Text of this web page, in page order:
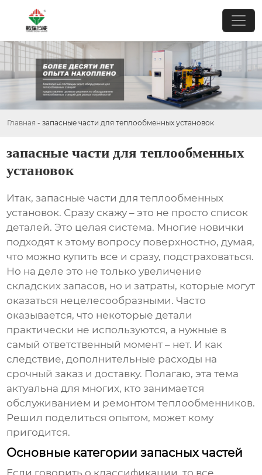
Главная - запасные части для теплообменных установок
запасные части для теплообменных
установок
Итак,запасные части для теплообменных
установок. Сразу скажу – это не просто список
деталей. Это целая система. Многие новички
подходят к этому вопросу поверхностно, думая,
что можно купить все и сразу, подстраховаться.
Но на деле это не только увеличение
складских запасов, но и затраты, которые могут
оказаться нецелесообразными. Часто
оказывается, что некоторые детали
практически не используются, а нужные в
самый ответственный момент – нет. И как
следствие, дополнительные расходы на
срочный заказ и доставку. Полагаю, эта тема
актуальна для многих, кто занимается
обслуживанием и ремонтом теплообменников.
Решил поделиться опытом, может кому
пригодится.
Основные категории запасных частей